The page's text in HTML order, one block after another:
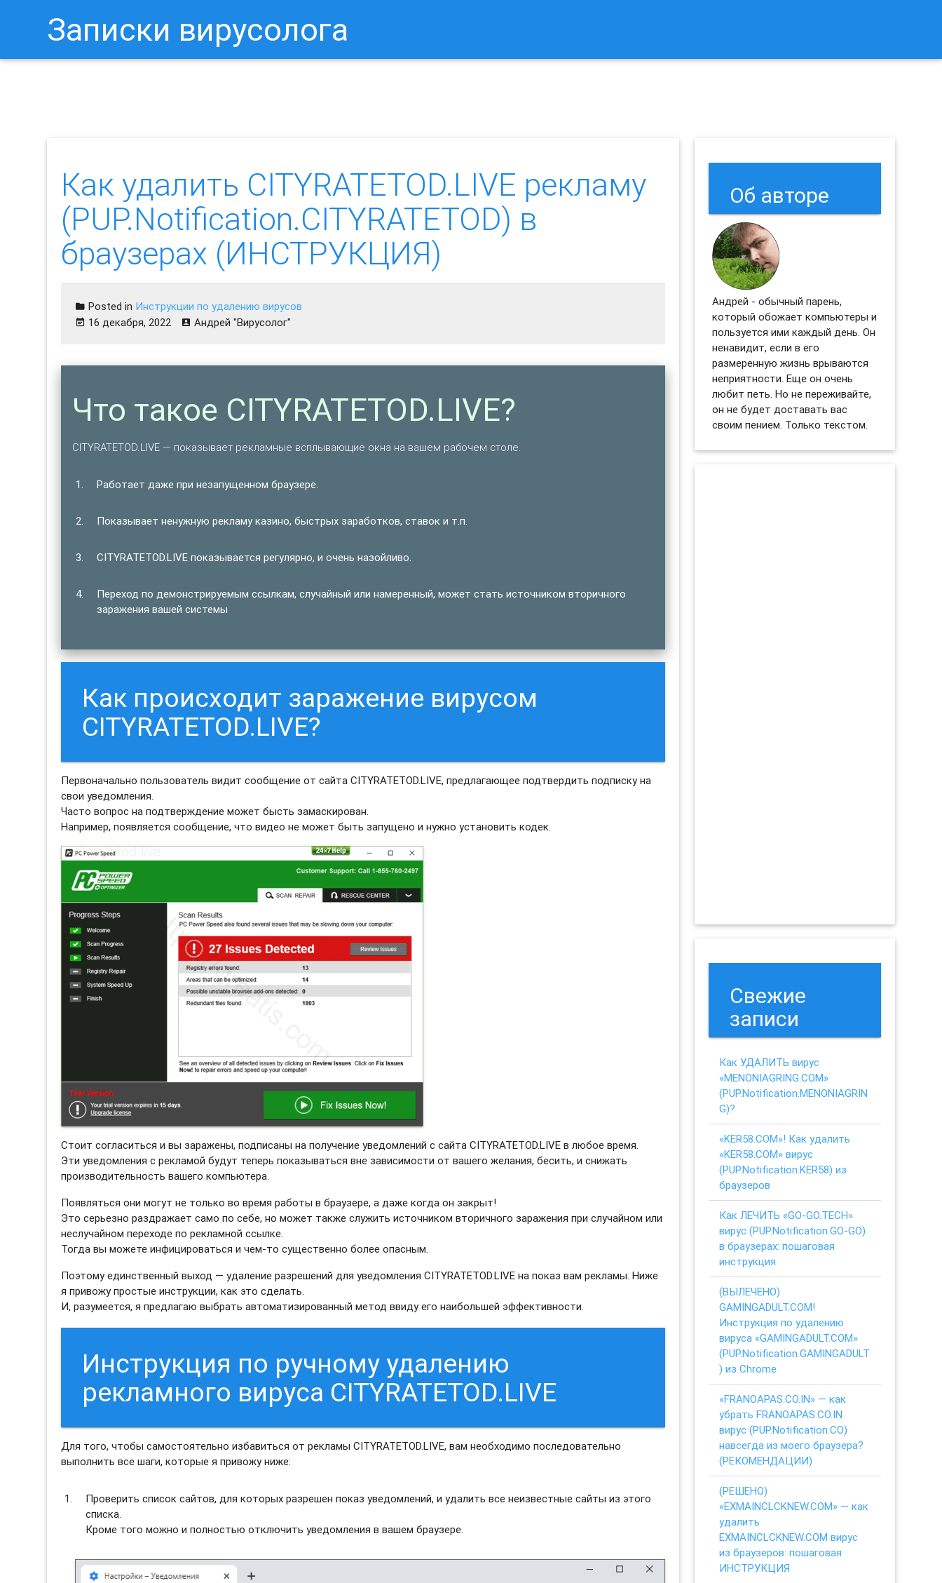
Записки вирусолога
Как удалить CITYRATETOD.LIVE рекламу
(PUP.Notification.CITYRATETOD) в
браузерах (ИНСТРУКЦИЯ)
Posted in Инструкции по удалению вирусов
16 декабря, 2022
Андрей "Вирусолог"
Что такое CITYRATETOD.LIVE?
CITYRATETOD.LIVE — показывает рекламные всплывающие окна на вашем рабочем столе.
Работает даже при незапущенном браузере.
Показывает ненужную рекламу казино, быстрых заработков, ставок и т.п.
CITYRATETOD.LIVE показывается регулярно, и очень назойливо.
Переход по демонстрируемым ссылкам, случайный или намеренный, может стать источником вторичного
заражения вашей системы
Как происходит заражение вирусом
CITYRATETOD.LIVE?
Первоначально пользователь видит сообщение от сайта CITYRATETOD.LIVE, предлагающее подтвердить подписку на
свои уведомления.
Часто вопрос на подтверждение может бысть замаскирован.
Например, появляется сообщение, что видео не может быть запущено и нужно установить кодек.
Стоит согласиться и вы заражены, подписаны на получение уведомлений с сайта CITYRATETOD.LIVE в любое время.
Эти уведомления с рекламой будут теперь показываться вне зависимости от вашего желания, бесить, и снижать
производительность вашего компьютера.
Появляться они могут не только во время работы в браузере, а даже когда он закрыт!
Это серьезно раздражает само по себе, но может также служить источником вторичного заражения при случайном или
неслучайном переходе по рекламной ссылке.
Тогда вы можете инфицироваться и чем-то существенно более опасным.
Поэтому единственный выход — удаление разрешений для уведомления CITYRATETOD.LIVE на показ вам рекламы. Ниже
я привожу простые инструкции, как это сделать.
И, разумеется, я предлагаю выбрать автоматизированный метод ввиду его наибольшей эффективности.
Инструкция по ручному удалению
рекламного вируса CITYRATETOD.LIVE
Для того, чтобы самостоятельно избавиться от рекламы CITYRATETOD.LIVE, вам необходимо последовательно
выполнить все шаги, которые я привожу ниже:
Проверить список сайтов, для которых разрешен показ уведомлений, и удалить все неизвестные сайты из этого
списка.
Кроме того можно и полностью отключить уведомления в вашем браузере.
Об авторе
Андрей - обычный парень,
который обожает компьютеры и
пользуется ими каждый день. Он
ненавидит, если в его
размеренную жизнь врываются
неприятности. Еще он очень
любит петь. Но не переживайте,
он не будет доставать вас
своим пением. Только текстом.
Свежие
записи
Как УДАЛИТЬ вирус
«MENONIAGRING.COM»
(PUP.Notification.MENONIAGRIN
G)?
«KER58.COM»! Как удалить
«KER58.COM» вирус
(PUP.Notification.KER58) из
браузеров
Как ЛЕЧИТЬ «GO-GO.TECH»
вирус (PUP.Notification.GO-GO)
в браузерах: пошаговая
инструкция
(ВЫЛЕЧЕНО)
GAMINGADULT.COM!
Инструкция по удалению
вируса «GAMINGADULT.COM»
(PUP.Notification.GAMINGADULT
) из Chrome
«FRANOAPAS.CO.IN» — как
убрать FRANOAPAS.CO.IN
вирус (PUP.Notification.CO)
навсегда из моего браузера?
(РЕКОМЕНДАЦИИ)
(РЕШЕНО)
«EXMAINCLCKNEW.COM» — как
удалить
EXMAINCLCKNEW.COM вирус
из браузеров: пошаговая
ИНСТРУКЦИЯ